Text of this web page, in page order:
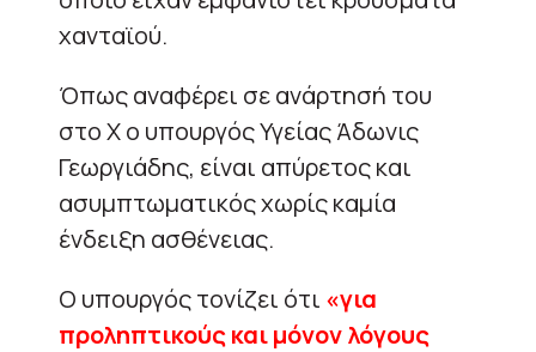
χανταϊού.
Όπως αναφέρει σε ανάρτησή του
στο Χ ο υπουργός Υγείας Άδωνις
Γεωργιάδης, είναι απύρετος και
ασυμπτωματικός χωρίς καμία
ένδειξη ασθένειας.
Ο υπουργός τονίζει ότι «για
προληπτικούς και μόνον λόγους